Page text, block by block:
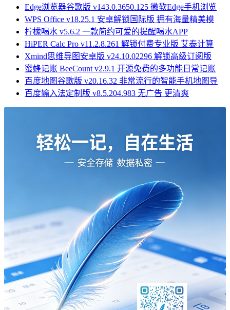
Edge浏览器谷歌版 v143.0.3650.125 微软Edge手机浏览
WPS Office v18.25.1 安卓解锁国际版 拥有海量精美模
柠檬喝水 v5.6.2 一款简约可爱的提醒喝水APP
HiPER Calc Pro v11.2.8.261 解锁付费专业版 艾泰计算
Xmind思维导图安卓版 v24.10.02296 解锁高级订阅版
蜜蜂记账 BeeCount v2.9.1 开源免费的多功能日常记账
百度地图谷歌版 v20.16.32 非常流行的智能手机地图导
百度输入法定制版 v8.5.204.983 无广告 更清爽